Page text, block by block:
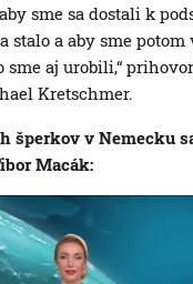
sme sa dostali k
stalo a aby sme
sme aj urobili,“
Kretschmer.
šperkov v Nemecku
Macák: